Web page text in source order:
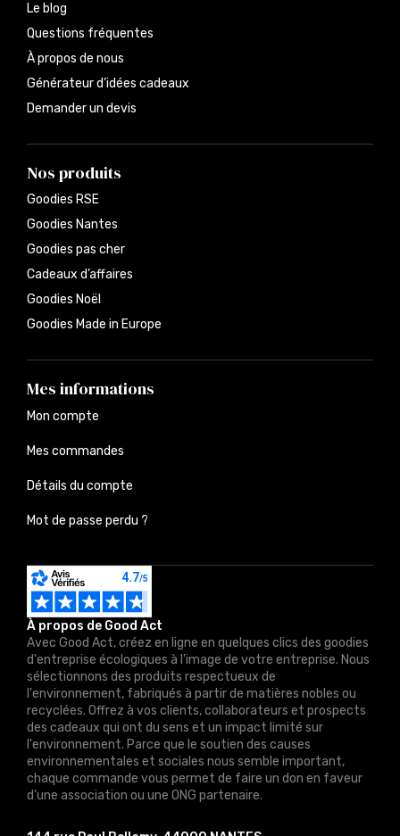
À propos de Good Act
Avec Good Act, créez en ligne en quelques clics des goodies
d'entreprise écologiques à l'image de votre entreprise. Nous
sélectionnons des produits respectueux de
l'environnement, fabriqués à partir de matières nobles ou
recyclées. Offrez à vos clients, collaborateurs et prospects
des cadeaux qui ont du sens et un impact limité sur
l'environnement. Parce que le soutien des causes
environnementales et sociales nous semble important,
chaque commande vous permet de faire un don en faveur
d'une association ou une ONG partenaire.
Le blog
Questions fréquentes
À propos de nous
Générateur d’idées cadeaux
Demander un devis
Nos produits
Goodies RSE
Goodies Nantes
Goodies pas cher
Cadeaux d’affaires
Goodies Noël
Goodies Made in Europe
Mes informations
Mon compte
Mes commandes
Détails du compte
Mot de passe perdu ?